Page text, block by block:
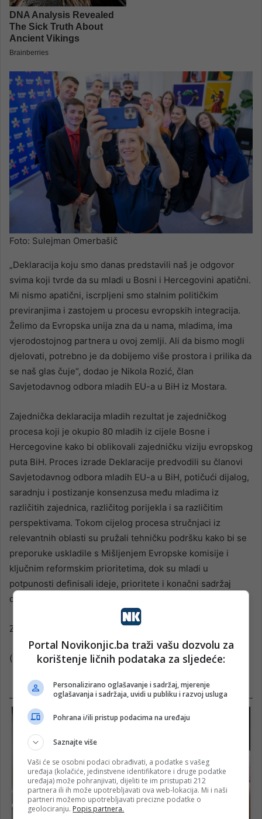
Foto: Sulejman Omerbašič
„Deklaracija koju smo danas predstavili naš je odgovor
svima koji tvrde da su mladi u Bosni i Hercegovini apatični.
Mi nismo apatični, iscrpljeni smo stalnim političkim
previranjima i zastojem u procesu evropskih integracija.
Želimo da Evropska unija zna da u nama, mladima, ima
vjerodostojnog partnera u ovoj zemlji. Ali da bismo mogli
djelovati, potrebno je da dobijemo više prostora i prilika da
se naš glas čuje“, dodao je Nikola Rozić, član
Savjetodavnog odbora mladih EU-a u BiH iz Mostara.
Zajednička deklaracija mladih rezultat je zajedničkog
procesa koji je okupio 80 mladih iz cijele Bosne i
Hercegovine kako bi oblikovali zajedničku viziju evropskog
puta BiH. Proces izrade Deklaracije predvodili su članovi
Savjetodavnog odbora mladih EU-a u BiH, potičući dijalog,
saradnju i postizanje konsenzusa među mladima iz
različitih zajednica, različitog porijekla i sa različitim
perspektivama. Tokom cijelog procesa stručnjaci iz
relevantnih oblasti su pružali tehničku podršku kako bi se
preporuke uskladile s Mišljenjem Evropske komisije i
ključnim reformskim prioritetima, dok su mladi u
potpunosti definisali ideje, prioritete i konačni sadržaj
dokumenta.
Zajednička deklaracija mladih je dostupna
( Mostarski.ba)
Portal Novikonjic.ba traži vašu dozvolu za
korištenje ličnih podataka za sljedeće:
Personalizirano oglašavanje i sadržaj, mjerenje
oglašavanja i sadržaja, uvidi u publiku i razvoj usluga
Pohrana i/ili pristup podacima na uređaju
Saznajte više
Vaši će se osobni podaci obrađivati, a podatke s vašeg
uređaja (kolačiće, jedinstvene identifikatore i druge podatke
uređaja) može pohranjivati, dijeliti te im pristupati 212
partnera ili ih može upotrebljavati ova web-lokacija. Mi i naši
partneri možemo upotrebljavati precizne podatke o
geolociranju. Popis partnera.